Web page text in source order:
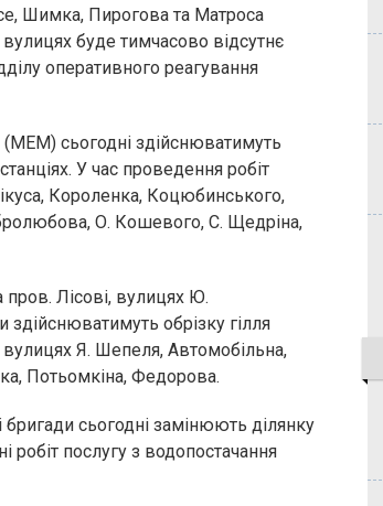
Шимка, Пирогова та Матроса
буде тимчасово відсутнє
оперативного реагування
сьогодні здійснюватимуть
У час проведення робіт
Короленка, Коцюбинського,
О. Кошевого, С. Щедріна,
Лісові, вулицях Ю.
обрізку гілля
вулицях Я. Шепеля, Автомобільна,
Потьомкіна, Федорова.
сьогодні замінюють ділянку
послугу з водопостачання